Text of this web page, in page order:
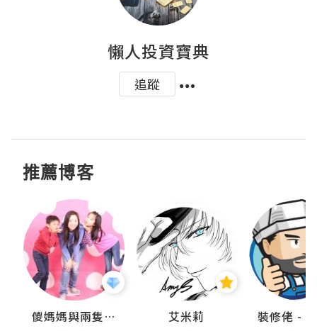
懶人投資寶典
追蹤
推薦博客
儍媽媽與兩隻小魔怪之家 艾米莉